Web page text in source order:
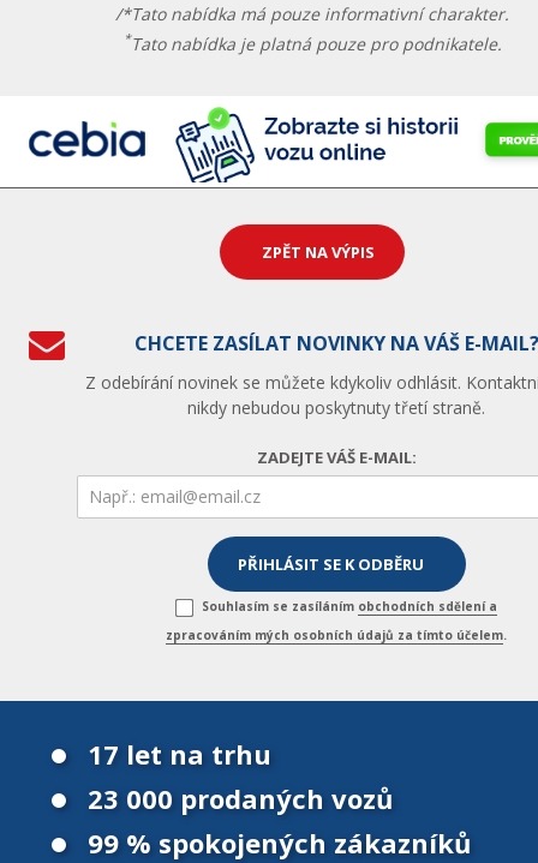
/*Tato nabídka má pouze informativní charakter.
*Tato nabídka je platná pouze pro podnikatele.
ZPĚT NA VÝPIS
CHCETE ZASÍLAT NOVINKY NA VÁŠ E-MAIL?
Z odebírání novinek se můžete kdykoliv odhlásit.
nikdy nebudou poskytnuty třetí straně.
ZADEJTE VÁŠ E-MAIL:
Souhlasím se zasíláním obchodních sdělení a
zpracováním mých osobních údajů za tímto účelem.
17 let na trhu
23 000 prodaných vozů
99 % spokojených zákazníků